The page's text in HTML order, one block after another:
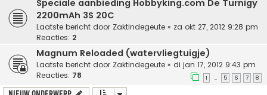
Speciale aanbieding Hobbyking.com De Turnigy
2200mAh 3S 20C
Laatste bericht door Zaktindegeute « za okt 27, 2012 9:28 pm
Reacties: 2
Magnum Reloaded (watervliegtuigje)
Laatste bericht door Zaktindegeute « di jan 17, 2012 9:43 pm
Reacties: 78 1 … 5 6 7 8